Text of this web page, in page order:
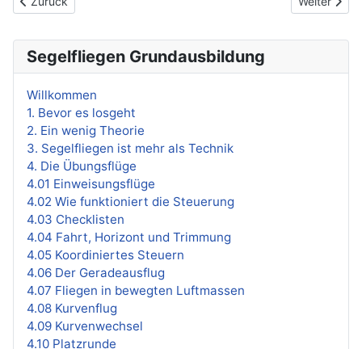
Segelfliegen Grundausbildung
Willkommen
1. Bevor es losgeht
2. Ein wenig Theorie
3. Segelfliegen ist mehr als Technik
4. Die Übungsflüge
4.01 Einweisungsflüge
4.02 Wie funktioniert die Steuerung
4.03 Checklisten
4.04 Fahrt, Horizont und Trimmung
4.05 Koordiniertes Steuern
4.06 Der Geradeausflug
4.07 Fliegen in bewegten Luftmassen
4.08 Kurvenflug
4.09 Kurvenwechsel
4.10 Platzrunde